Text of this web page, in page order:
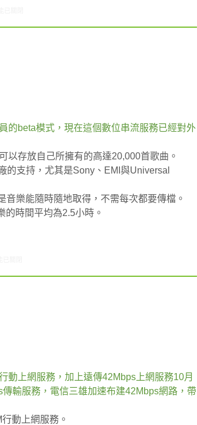
的beta模式，現在這個數位串流服務已經對外
存放自己所擁有的高達20,000首歌曲。
支持，尤其是Sony、EMI與Universal
樂能隨時隨地取得，不需每次都要傳檔。
的時間平均為2.5小時。
動上網服務，加上遠傳42Mbps上網服務10月
輸服務，電信三雄加速布建42Mbps網路，帶
動上網服務。